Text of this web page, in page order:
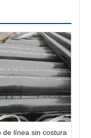
de línea sin costura